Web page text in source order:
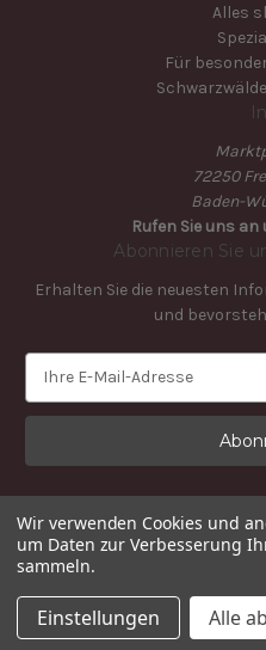
Alles
Für
72250
Baden-
Rufen Sie uns
Abonnieren Sie
Erhalten Sie die neuesten
und
M
i
-
A
d
s
© 2026
Wir verwenden Cookies und
um Daten zur Verbesserung
sammeln.
Einstellungen Alle